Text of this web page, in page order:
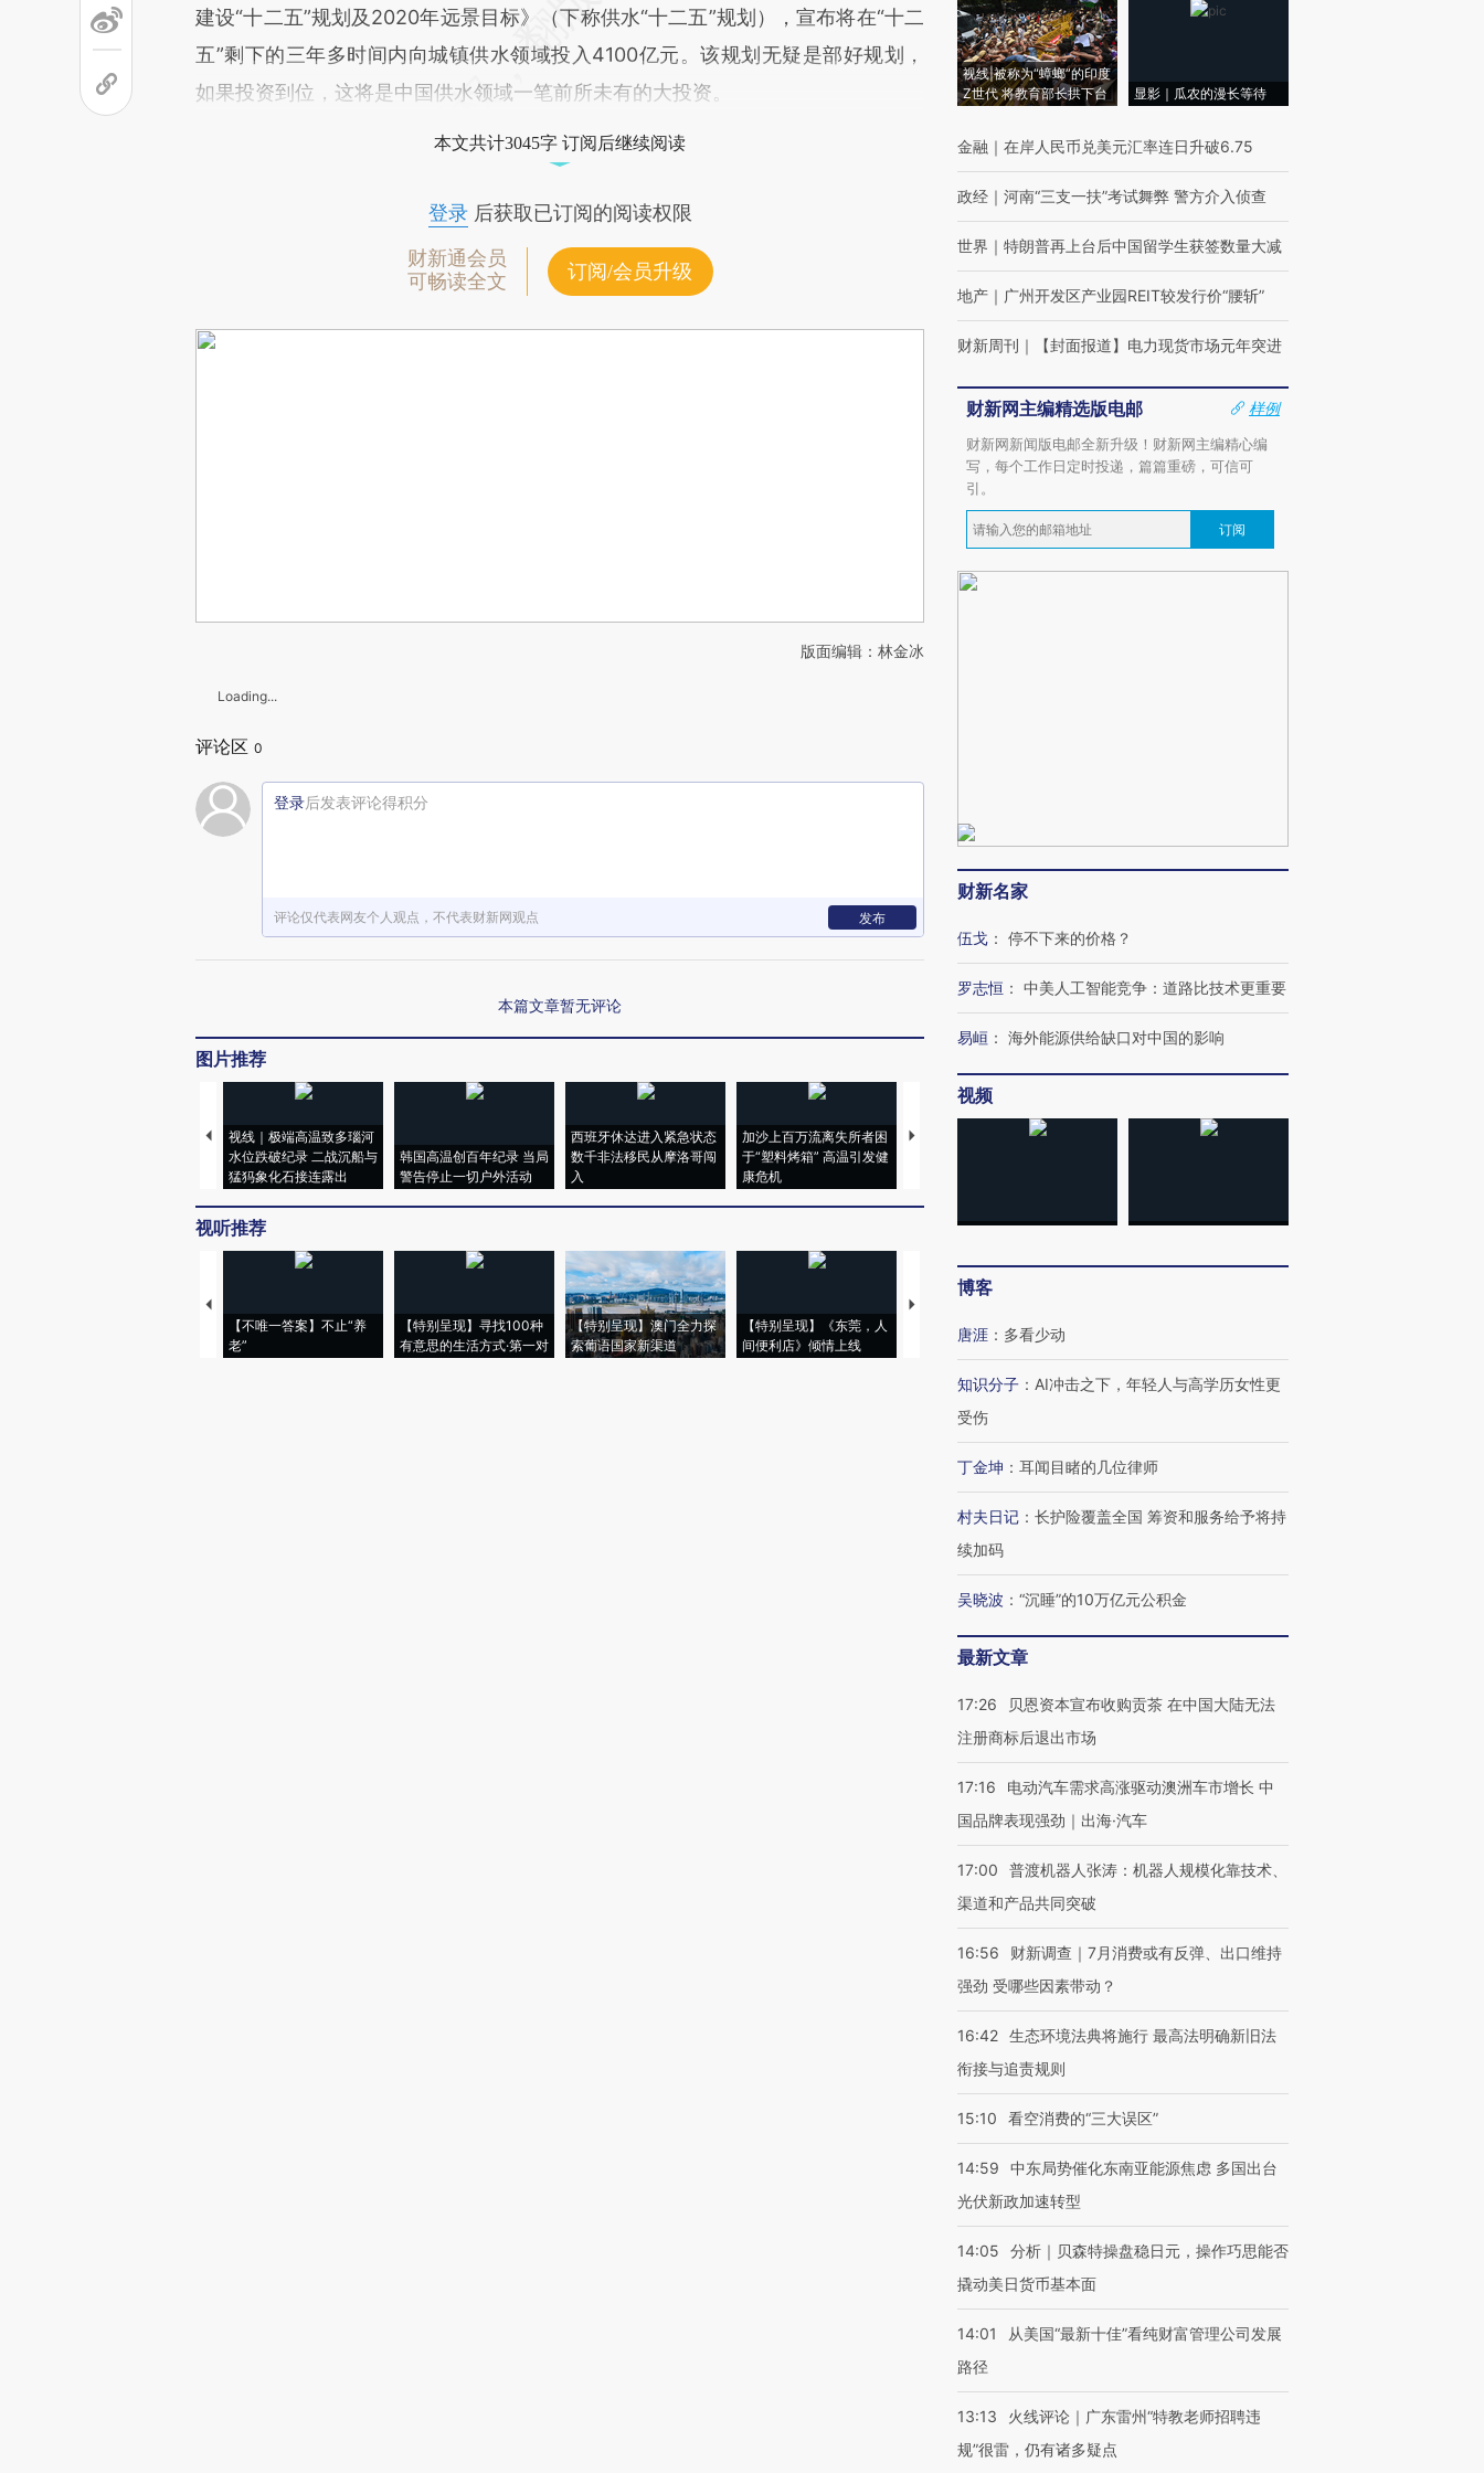
建设“十二五”规划及2020年远景目标》（下称供水“十二五”规划），宣布将在“十二
五”剩下的三年多时间内向城镇供水领域投入4100亿元。该规划无疑是部好规划，
如果投资到位，这将是中国供水领域一笔前所未有的大投资。
本文共计3045字 订阅后继续阅读
登录后获取已订阅的阅读权限
财新通会员
可畅读全文
订阅/会员升级
版面编辑：林金冰
Loading...
评论区 0
登录后发表评论得积分
评论仅代表网友个人观点，不代表财新网观点 发布
本篇文章暂无评论
图片推荐
视线｜极端高温致多瑙河
水位跌破纪录 二战沉船与
猛犸象化石接连露出
韩国高温创百年纪录 当局
警告停止一切户外活动
西班牙休达进入紧急状态
数千非法移民从摩洛哥闯
入
加沙上百万流离失所者困
于“塑料烤箱” 高温引发健
康危机
马航飞行员跨国走私7万
视线｜HYROX的吸金
视听推荐
【不唯一答案】不止“养
老”
【特别呈现】寻找100种
有意思的生活方式·第一对
【特别呈现】澳门全力探
索葡语国家新渠道
【特别呈现】《东莞，人
间便利店》倾情上线
【推广】走进第四届链博
会，让数智科技“链”接产
视线|被称为“蟑螂”的印度
Z世代 将教育部长拱下台
显影｜瓜农的漫长等待
金融 ｜ 在岸人民币兑美元汇率连日升破6.75
政经 ｜ 河南“三支一扶”考试舞弊 警方介入侦查
世界 ｜ 特朗普再上台后中国留学生获签数量大减
地产 ｜ 广州开发区产业园REIT较发行价“腰斩”
财新周刊 ｜ 【封面报道】电力现货市场元年突进
财新网主编精选版电邮
样例
财新网新闻版电邮全新升级！财新网主编精心编
写，每个工作日定时投递，篇篇重磅，可信可
引。
订阅
财新名家
伍戈 ： 停不下来的价格？
罗志恒 ： 中美人工智能竞争：道路比技术更重要
易峘 ： 海外能源供给缺口对中国的影响
视频
博客
唐涯 ： 多看少动
知识分子 ： AI冲击之下，年轻人与高学历女性更
受伤
丁金坤 ： 耳闻目睹的几位律师
村夫日记 ： 长护险覆盖全国 筹资和服务给予将持
续加码
吴晓波 ： “沉睡”的10万亿元公积金
最新文章
17:26
贝恩资本宣布收购贡茶 在中国大陆无法
注册商标后退出市场
17:16
电动汽车需求高涨驱动澳洲车市增长 中
国品牌表现强劲｜出海·汽车
17:00
普渡机器人张涛：机器人规模化靠技术、
渠道和产品共同突破
16:56
财新调查｜7月消费或有反弹、出口维持
强劲 受哪些因素带动？
16:42 生态环境法典将施行 最高法明确新旧法
衔接与追责规则
15:10 看空消费的“三大误区”
14:59
中东局势催化东南亚能源焦虑 多国出台
光伏新政加速转型
14:05
分析｜贝森特操盘稳日元，操作巧思能否
撬动美日货币基本面
14:01
从美国“最新十佳”看纯财富管理公司发展
路径
13:13
火线评论｜广东雷州“特教老师招聘违
规”很雷，仍有诸多疑点